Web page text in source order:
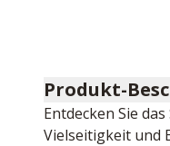
Produkt-
Entdecken Sie
Vielseitigkeit und